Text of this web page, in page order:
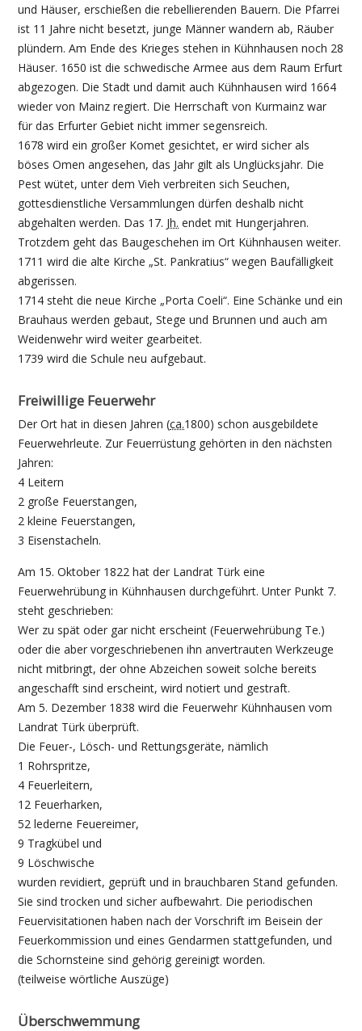
und Häuser, erschießen die rebellierenden Bauern. Die Pfarrei
ist 11 Jahre nicht besetzt, junge Männer wandern ab, Räuber
plündern. Am Ende des Krieges stehen in Kühnhausen noch 28
Häuser. 1650 ist die schwedische Armee aus dem Raum Erfurt
abgezogen. Die Stadt und damit auch Kühnhausen wird 1664
wieder von Mainz regiert. Die Herrschaft von Kurmainz war
für das Erfurter Gebiet nicht immer segensreich.
1678 wird ein großer Komet gesichtet, er wird sicher als
böses Omen angesehen, das Jahr gilt als Unglücksjahr. Die
Pest wütet, unter dem Vieh verbreiten sich Seuchen,
gottesdienstliche Versammlungen dürfen deshalb nicht
abgehalten werden. Das 17. Jh. endet mit Hungerjahren.
Trotzdem geht das Baugeschehen im Ort Kühnhausen weiter.
1711 wird die alte Kirche „St. Pankratius“ wegen Baufälligkeit
abgerissen.
1714 steht die neue Kirche „Porta Coeli“. Eine Schänke und ein
Brauhaus werden gebaut, Stege und Brunnen und auch am
Weidenwehr wird weiter gearbeitet.
1739 wird die Schule neu aufgebaut.
Freiwillige Feuerwehr
Der Ort hat in diesen Jahren (ca.1800) schon ausgebildete
Feuerwehrleute. Zur Feuerrüstung gehörten in den nächsten
Jahren:
4 Leitern
2 große Feuerstangen,
2 kleine Feuerstangen,
3 Eisenstacheln.
Am 15. Oktober 1822 hat der Landrat Türk eine
Feuerwehrübung in Kühnhausen durchgeführt. Unter Punkt 7.
steht geschrieben:
Wer zu spät oder gar nicht erscheint (Feuerwehrübung Te.)
oder die aber vorgeschriebenen ihn anvertrauten Werkzeuge
nicht mitbringt, der ohne Abzeichen soweit solche bereits
angeschafft sind erscheint, wird notiert und gestraft.
Am 5. Dezember 1838 wird die Feuerwehr Kühnhausen vom
Landrat Türk überprüft.
Die Feuer-, Lösch- und Rettungsgeräte, nämlich
1 Rohrspritze,
4 Feuerleitern,
12 Feuerharken,
52 lederne Feuereimer,
9 Tragkübel und
9 Löschwische
wurden revidiert, geprüft und in brauchbaren Stand gefunden.
Sie sind trocken und sicher aufbewahrt. Die periodischen
Feuervisitationen haben nach der Vorschrift im Beisein der
Feuerkommission und eines Gendarmen stattgefunden, und
die Schornsteine sind gehörig gereinigt worden.
(teilweise wörtliche Auszüge)
Überschwemmung